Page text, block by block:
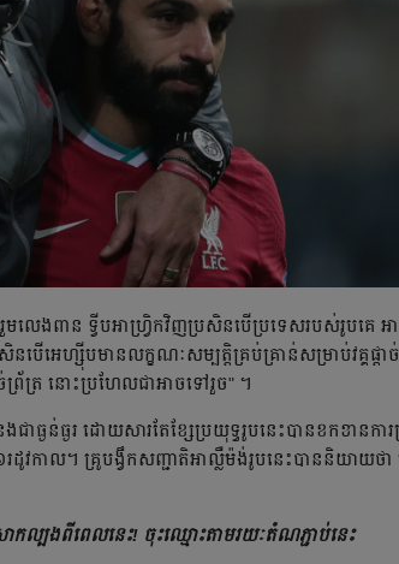
េងពាន ទ្វីបអាហ្វ្រិកវិញប្រសិនបើប្រទេសរបស់រូបគេ អ
នបើអេហ្ស៊ីបមានលក្ខណៈសម្បត្តិគ្រប់គ្រាន់សម្រាប់វគ្គផ្ត
ព្រ័ត្រ នោះប្រហែលជាអាចទៅរួច" ។
ាធ្ងន់ធ្ងរ ដោយសារតែខ្សែប្រយុទ្ធរូបនេះបានខកខានក
វកាល។ គ្រូបង្វឹកសញ្ជាតិអាល្លឺម៉ង់រូបនេះបាននិយាយថា
សាកល្បងពីពេលនេះ! ចុះឈ្មោះតាមរយៈតំណភ្ជាប់នេះ